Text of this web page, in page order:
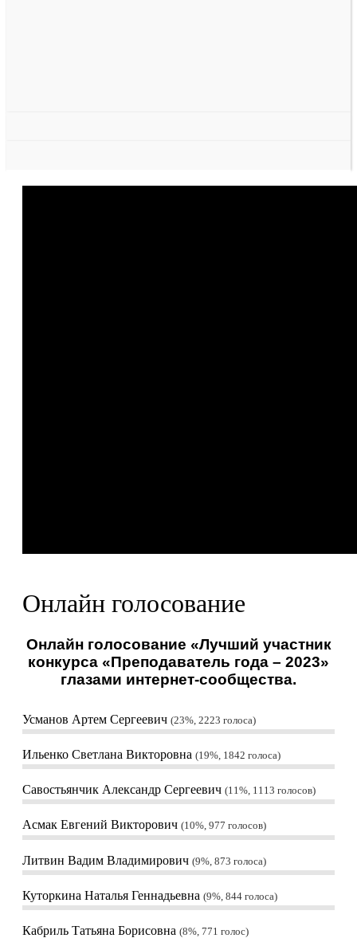
Онлайн голосование
Онлайн голосование «Лучший участник
конкурса «Преподаватель года – 2023»
глазами интернет-сообщества.
Усманов Артем Сергеевич 23%, 2223 голоса
Ильенко Светлана Викторовна 19%, 1842 голоса
Савостьянчик Александр Сергеевич 11%, 1113 голосов
Асмак Евгений Викторович 10%, 977 голосов
Литвин Вадим Владимирович 9%, 873 голоса
Куторкина Наталья Геннадьевна 9%, 844 голоса
Кабриль Татьяна Борисовна 8%, 771 голос